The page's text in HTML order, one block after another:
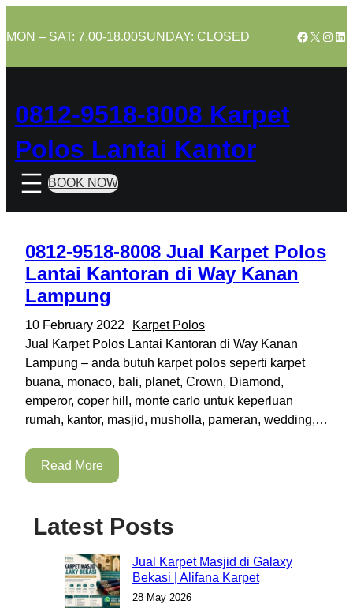
to
MON – SAT: 7.00-18.00SUNDAY: CLOSED Facebook
X
0812-9518-8008 Karpet
Polos Lantai Kantor
BOOK NOW
0812-9518-8008 Jual Karpet Polos
Lantai Kantoran di Way Kanan
Lampung
10 February 2022
Karpet Polos
Jual Karpet Polos Lantai Kantoran di Way Kanan
Lampung – anda butuh karpet polos seperti karpet
buana, monaco, bali, planet, Crown, Diamond,
emperor, coper hill, monte carlo untuk keperluan
rumah, kantor, masjid, musholla, pameran, wedding,…
Read More
Latest Posts
Jual Karpet Masjid di Galaxy
Bekasi | Alifana Karpet
28 May 2026